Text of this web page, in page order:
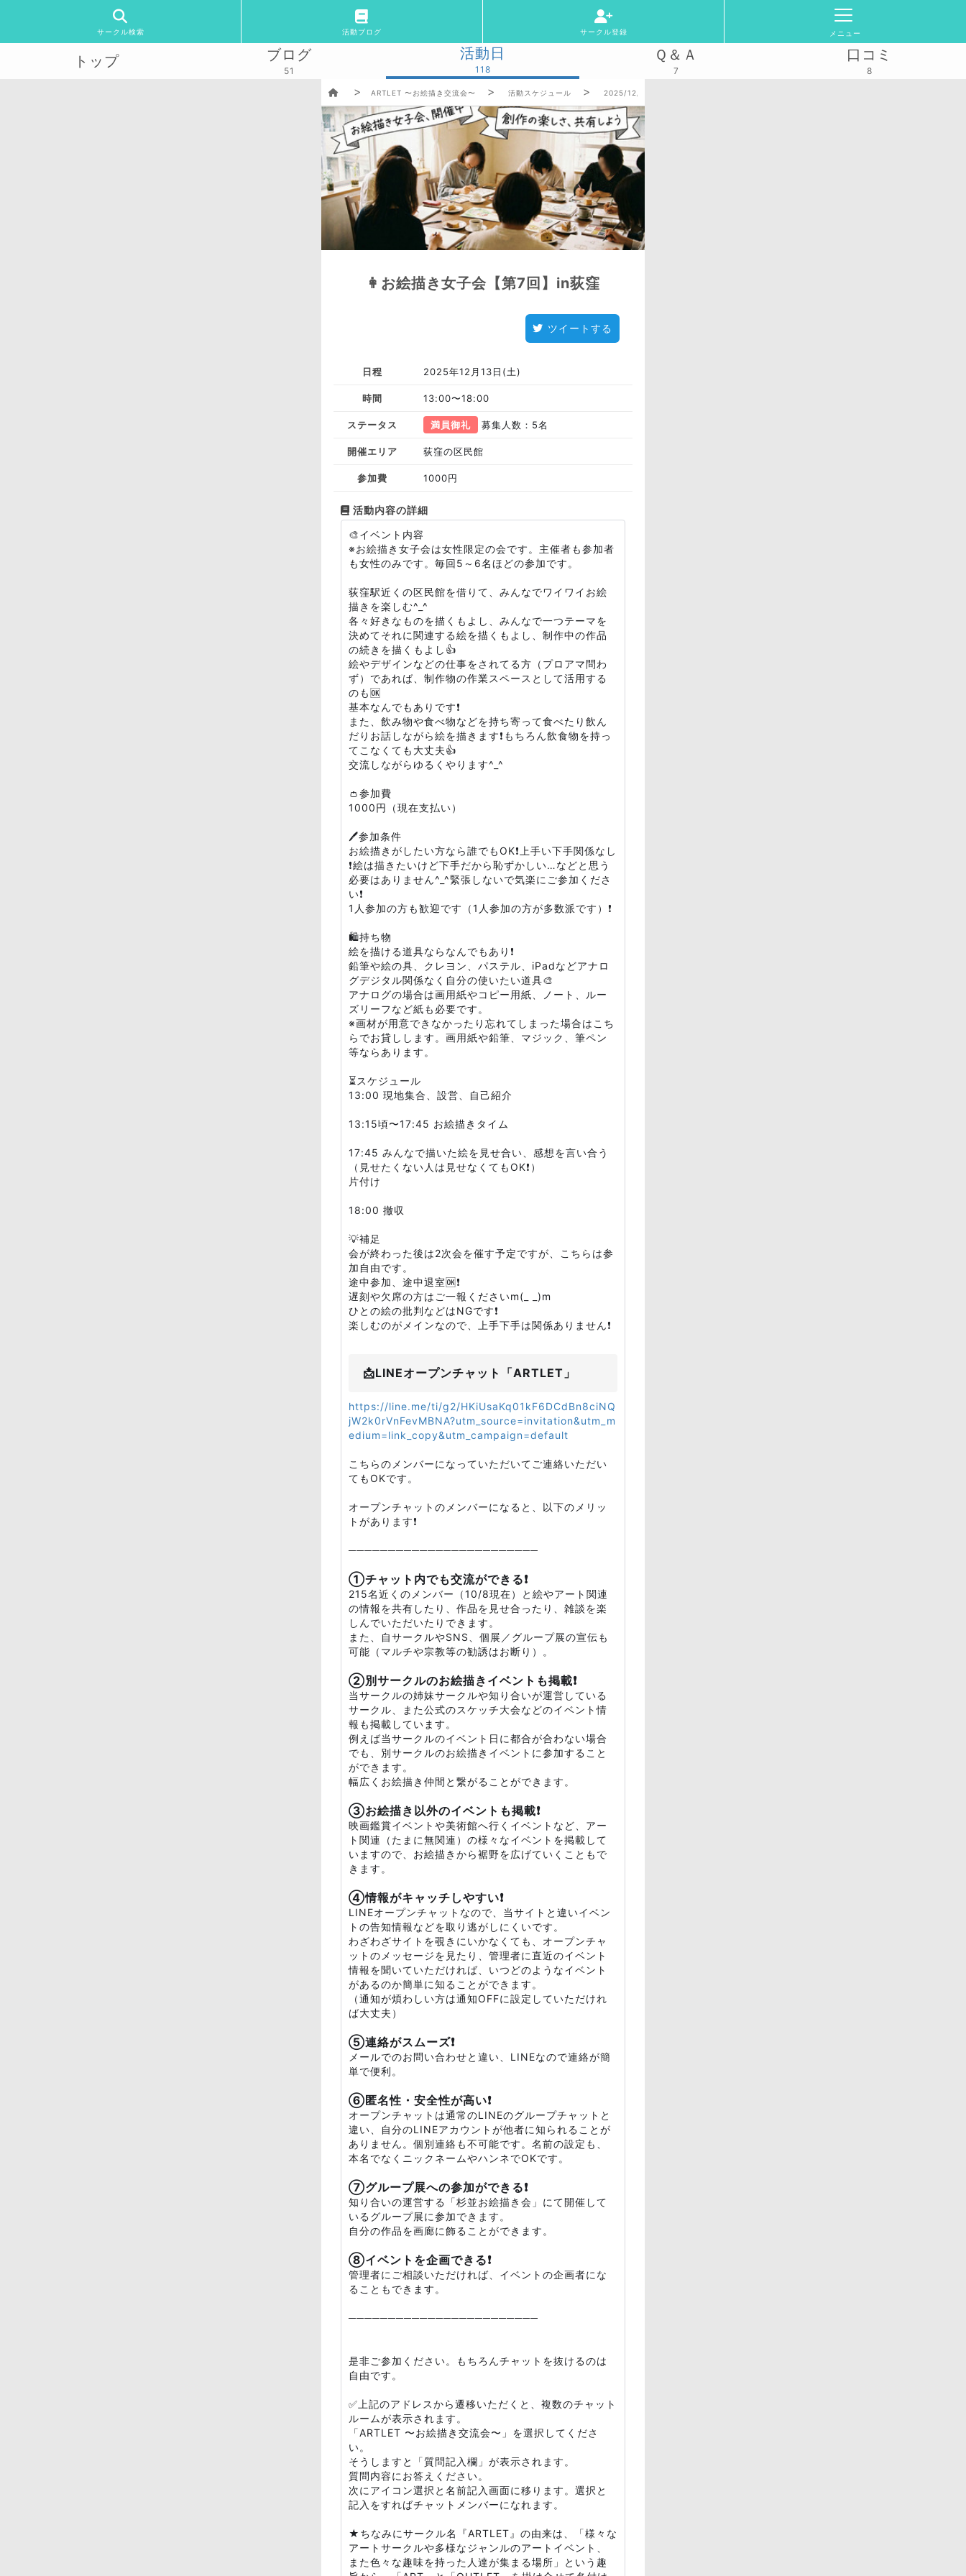
サークル検索 活動ブログ サークル登録 メニュー
トップ ブログ
51
活動日
118
Ｑ＆Ａ
7
口コミ
8
ARTLET 〜お絵描き交流会〜 活動スケジュール 2025/12/13(土)
👩お絵描き女子会【第7回】in荻窪
ツイートする
日程 2025年12月13日(土)
時間 13:00〜18:00
ステータス 満員御礼 募集人数：5名
開催エリア 荻窪の区民館
参加費 1000円
活動内容の詳細
🎨イベント内容
※お絵描き女子会は女性限定の会です。主催者も参加者
も女性のみです。毎回5～6名ほどの参加です。
荻窪駅近くの区民館を借りて、みんなでワイワイお絵
描きを楽しむ^_^
各々好きなものを描くもよし、みんなで一つテーマを
決めてそれに関連する絵を描くもよし、制作中の作品
の続きを描くもよし👍
絵やデザインなどの仕事をされてる方（プロアマ問わ
ず）であれば、制作物の作業スペースとして活用する
のも🆗
基本なんでもありです❗
また、飲み物や食べ物などを持ち寄って食べたり飲ん
だりお話しながら絵を描きます❗もちろん飲食物を持っ
てこなくても大丈夫👍
交流しながらゆるくやります^_^
👛参加費
1000円（現在支払い）
🖊参加条件
お絵描きがしたい方なら誰でもOK❗上手い下手関係なし
❗絵は描きたいけど下手だから恥ずかしい…などと思う
必要はありません^_^緊張しないで気楽にご参加くださ
い❗
1人参加の方も歓迎です（1人参加の方が多数派です）❗
🛍持ち物
絵を描ける道具ならなんでもあり❗
鉛筆や絵の具、クレヨン、パステル、iPadなどアナロ
グデジタル関係なく自分の使いたい道具🎨
アナログの場合は画用紙やコピー用紙、ノート、ルー
ズリーフなど紙も必要です。
※画材が用意できなかったり忘れてしまった場合はこち
らでお貸しします。画用紙や鉛筆、マジック、筆ペン
等ならあります。
⏳スケジュール
13:00 現地集合、設営、自己紹介
13:15頃〜17:45 お絵描きタイム
17:45 みんなで描いた絵を見せ合い、感想を言い合う
（見せたくない人は見せなくてもOK❗）
片付け
18:00 撤収
💡補足
会が終わった後は2次会を催す予定ですが、こちらは参
加自由です。
途中参加、途中退室🆗❗
遅刻や欠席の方はご一報くださいm(_ _)m
ひとの絵の批判などはNGです❗
楽しむのがメインなので、上手下手は関係ありません❗
📩LINEオープンチャット「ARTLET」
https://line.me/ti/g2/HKiUsaKq01kF6DCdBn8ciNQ
jW2k0rVnFevMBNA?utm_source=invitation&utm_m
edium=link_copy&utm_campaign=default
こちらのメンバーになっていただいてご連絡いただい
てもOKです。
オープンチャットのメンバーになると、以下のメリッ
トがあります❗
────────────────────────
①チャット内でも交流ができる❗
215名近くのメンバー（10/8現在）と絵やアート関連
の情報を共有したり、作品を見せ合ったり、雑談を楽
しんでいただいたりできます。
また、自サークルやSNS、個展／グループ展の宣伝も
可能（マルチや宗教等の勧誘はお断り）。
②別サークルのお絵描きイベントも掲載❗
当サークルの姉妹サークルや知り合いが運営している
サークル、また公式のスケッチ大会などのイベント情
報も掲載しています。
例えば当サークルのイベント日に都合が合わない場合
でも、別サークルのお絵描きイベントに参加すること
ができます。
幅広くお絵描き仲間と繋がることができます。
③お絵描き以外のイベントも掲載❗
映画鑑賞イベントや美術館へ行くイベントなど、アー
ト関連（たまに無関連）の様々なイベントを掲載して
いますので、お絵描きから裾野を広げていくこともで
きます。
④情報がキャッチしやすい❗
LINEオープンチャットなので、当サイトと違いイベン
トの告知情報などを取り逃がしにくいです。
わざわざサイトを覗きにいかなくても、オープンチャ
ットのメッセージを見たり、管理者に直近のイベント
情報を聞いていただければ、いつどのようなイベント
があるのか簡単に知ることができます。
（通知が煩わしい方は通知OFFに設定していただけれ
ば大丈夫）
⑤連絡がスムーズ❗
メールでのお問い合わせと違い、LINEなので連絡が簡
単で便利。
⑥匿名性・安全性が高い❗
オープンチャットは通常のLINEのグループチャットと
違い、自分のLINEアカウントが他者に知られることが
ありません。個別連絡も不可能です。名前の設定も、
本名でなくニックネームやハンネでOKです。
⑦グループ展への参加ができる❗
知り合いの運営する「杉並お絵描き会」にて開催して
いるグループ展に参加できます。
自分の作品を画廊に飾ることができます。
⑧イベントを企画できる❗
管理者にご相談いただければ、イベントの企画者にな
ることもできます。
────────────────────────
是非ご参加ください。もちろんチャットを抜けるのは
自由です。
✅上記のアドレスから遷移いただくと、複数のチャット
ルームが表示されます。
「ARTLET 〜お絵描き交流会〜」を選択してくださ
い。
そうしますと「質問記入欄」が表示されます。
質問内容にお答えください。
次にアイコン選択と名前記入画面に移ります。選択と
記入をすればチャットメンバーになれます。
★ちなみにサークル名『ARTLET』の由来は、「様々な
アートサークルや多様なジャンルのアートイベント、
また色々な趣味を持った人達が集まる場所」という趣